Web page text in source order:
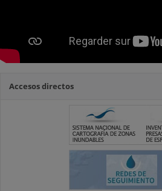
Accesos directos